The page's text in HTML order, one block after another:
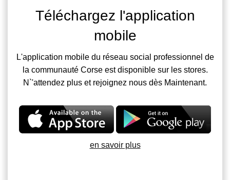
Téléchargez l'application
mobile
L'application mobile du réseau social professionnel de
la communauté Corse est disponible sur les stores.
N`'attendez plus et rejoignez nous dès Maintenant.
en savoir plus